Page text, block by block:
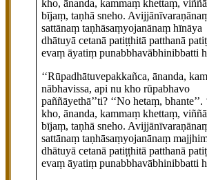
kho, ānanda, kammaṃ khettaṃ,
bījaṃ, taṇhā sneho.
sattānaṃ taṇhāsaṃyojanānaṃ hīnāya
dhātuyā cetanā patiṭṭhitā patthanā
evaṃ āyatiṃ punabbhavābhinibbatti
‘‘Rūpadhātuvepakkañca, ānanda,
nābhavissa, api nu kho rūpabhavo
paññāyethā’’ti? ‘‘No hetaṃ, bhante’’.
kho, ānanda, kammaṃ khettaṃ,
bījaṃ, taṇhā sneho.
sattānaṃ taṇhāsaṃyojanānaṃ
dhātuyā cetanā patiṭṭhitā patthanā
evaṃ āyatiṃ punabbhavābhinibbatti